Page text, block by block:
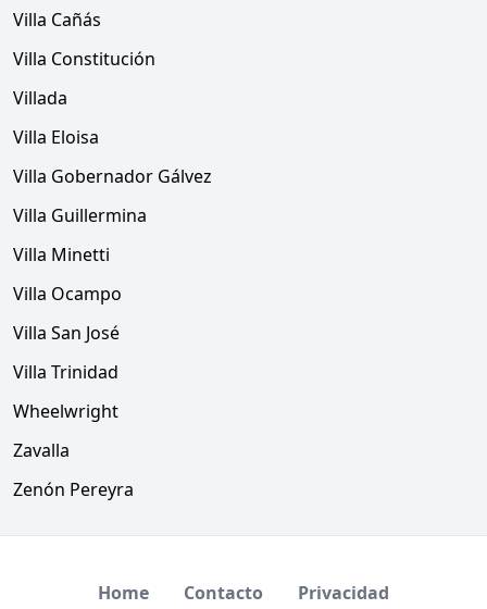
Villa Cañás
Villa Constitución
Villada
Villa Eloisa
Villa Gobernador Gálvez
Villa Guillermina
Villa Minetti
Villa Ocampo
Villa San José
Villa Trinidad
Wheelwright
Zavalla
Zenón Pereyra
Home Contacto Privacidad